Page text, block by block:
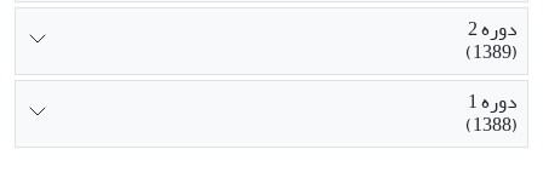
دوره 2
(1389)
دوره 1
(1388)